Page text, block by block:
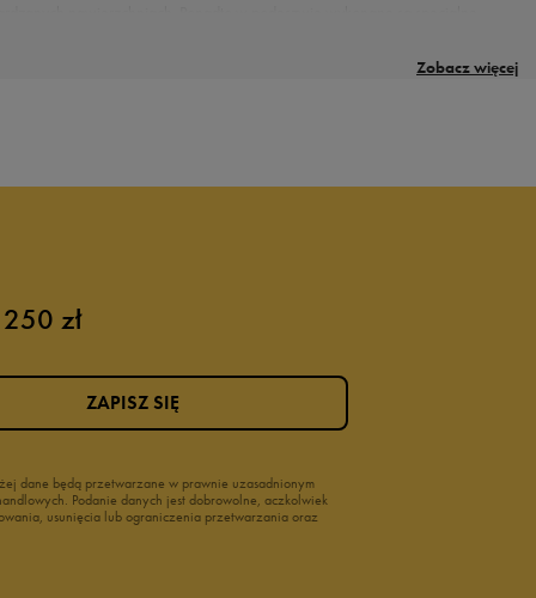
Zobacz więcej
zł
dane będą przetwarzane w prawnie uzasadnionym
Podanie danych jest dobrowolne, aczkolwiek
usunięcia lub ograniczenia przetwarzania oraz
ZAPISZ SIĘ